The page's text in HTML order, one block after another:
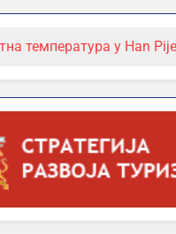
температура у Han